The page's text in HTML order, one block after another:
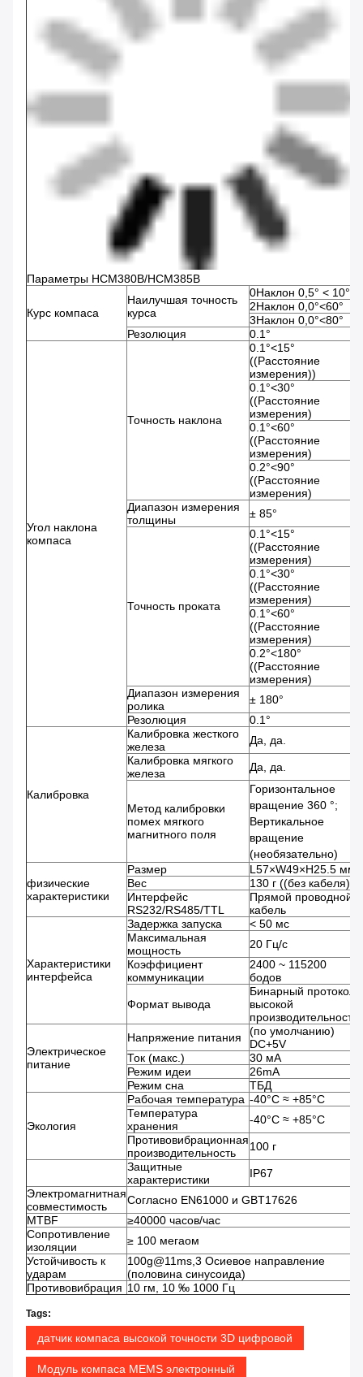
Параметры HCM380B/HCM385B
Курс компаса
Наилучшая точность
курса
0Наклон 0,5° < 10°
2Наклон 0,0°<60°
3Наклон 0,0°<80°
Резолюция
0.1°
Угол наклона
компаса
Точность наклона
0.1°<15°
((Расстояние
измерения))
0.1°<30°
((Расстояние
измерения)
0.1°<60°
((Расстояние
измерения)
0.2°<90°
((Расстояние
измерения)
Диапазон измерения
толщины
± 85°
Точность проката
0.1°<15°
((Расстояние
измерения)
0.1°<30°
((Расстояние
измерения)
0.1°<60°
((Расстояние
измерения)
0.2°<180°
((Расстояние
измерения)
Диапазон измерения
ролика
± 180°
Резолюция
0.1°
Калибровка
Калибровка жесткого
железа
Да, да.
Калибровка мягкого
железа
Да, да.
Метод калибровки
помех мягкого
магнитного поля
Горизонтальное
вращение 360 °;
Вертикальное
вращение
(необязательно)
физические
характеристики
Размер
L57×W49×H25.5 мм
Вес
130 г ((без кабеля)
Интерфейс
RS232/RS485/TTL
Прямой проводной
кабель
Характеристики
интерфейса
Задержка запуска
< 50 мс
Максимальная
мощность
20 Гц/с
Коэффициент
коммуникации
2400 ~ 115200
бодов
Формат вывода
Бинарный протокол
высокой
производительности
Электрическое
питание
Напряжение питания
(по умолчанию)
DC+5V
Ток (макс.)
30 мА
Режим идеи
26mA
Режим сна
ТБД
Экология
Рабочая температура -40°C ≈ +85°C
Температура
хранения
-40°C ≈ +85°C
Противовибрационная
производительность
100 г
Защитные
характеристики
IP67
Электромагнитная
совместимость
Согласно EN61000 и GBT17626
MTBF
≥40000 часов/час
Сопротивление
изоляции
≥ 100 мегаом
Устойчивость к
ударам
100g@11ms,3 Осиевое направление
(половина синусоида)
Противовибрация 10 гм, 10 ‰ 1000 Гц
Tags:
датчик компаса высокой точности 3D цифровой
Модуль компаса MEMS электронный